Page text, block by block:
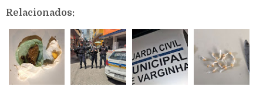
Relacionados: